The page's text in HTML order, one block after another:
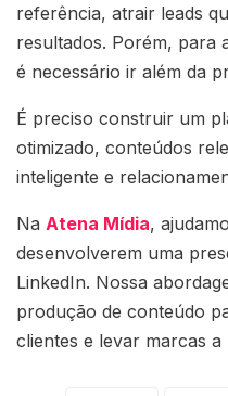
referência, atrair leads
resultados. Porém, para
é necessário ir além da
É preciso construir um
otimizado, conteúdos
inteligente e
Na Atena Mídia,
desenvolverem uma
LinkedIn. Nossa
produção de conteúdo
clientes e levar marcas